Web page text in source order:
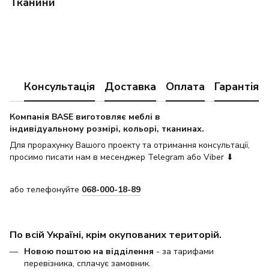
Консультація Доставка Оплата Гарантія
Компанія BASE виготовляє меблі в
індивідуальному розмірі, кольорі, тканинах.
Для прорахунку Вашого проекту та отримання консультації,
просимо писати нам в месенджер Telegram або Viber ⬇
або телефонуйте 068-000-18-89
По всій Україні, крім окупованих територій.
Новою поштою на відділення - за тарифами
перевізника, сплачує замовник.